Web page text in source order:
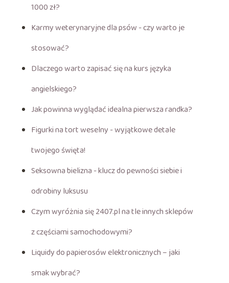
1000 zł?
Karmy weterynaryjne dla psów - czy warto je
stosować?
Dlaczego warto zapisać się na kurs języka
angielskiego?
Jak powinna wyglądać idealna pierwsza randka?
Figurki na tort weselny - wyjątkowe detale
twojego święta!
Seksowna bielizna - klucz do pewności siebie i
odrobiny luksusu
Czym wyróżnia się 2407.pl na tle innych sklepów
z częściami samochodowymi?
Liquidy do papierosów elektronicznych – jaki
smak wybrać?